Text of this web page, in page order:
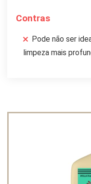
Contras
Pode não ser
limpeza mais